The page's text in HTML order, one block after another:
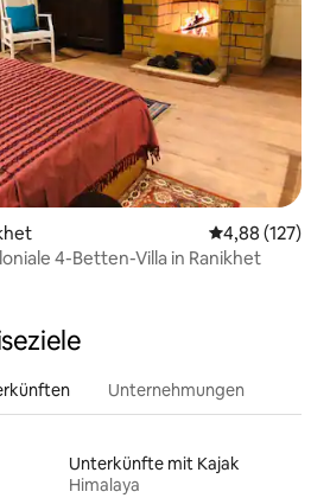
4,88 (127)
4-Betten-Villa in Ranikhet
Unternehmungen
Unterkünfte mit Kajak
Himalaya